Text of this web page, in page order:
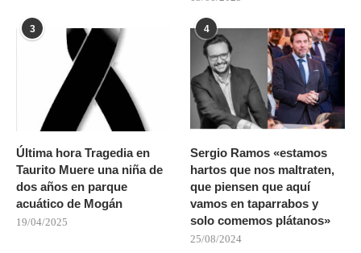
3
Última hora Tragedia en
Taurito Muere una niña de
dos años en parque
acuático de Mogán
19/04/2025
4
Sergio Ramos «estamos
hartos que nos maltraten,
que piensen que aquí
vamos en taparrabos y
solo comemos plátanos»
25/08/2024